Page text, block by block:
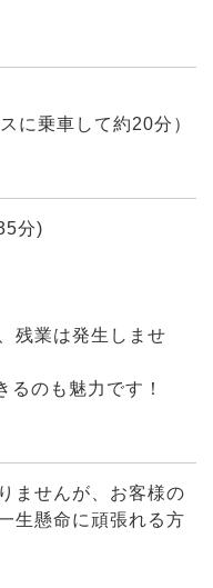
に乗車して約20分）
分)
残業は発生しませ
のも魅力です！
ませんが、お客様の
生懸命に頑張れる方